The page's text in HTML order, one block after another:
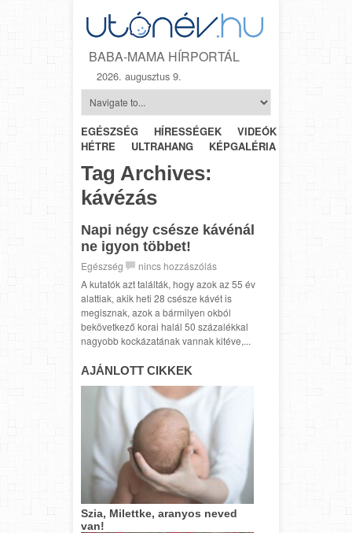
BABA-MAMA HÍRPORTÁL
2026. augusztus 9.
EGÉSZSÉG HÍRESSÉGEK VIDEÓK
HÉTRŐL-
HÉTRE
ULTRAHANG KÉPGALÉRIA
Tag Archives:
kávézás
Napi négy csésze kávénál
ne igyon többet!
Egészség
nincs hozzászólás
A kutatók azt találták, hogy azok az 55 év
alattiak, akik heti 28 csésze kávét is
megisznak, azok a bármilyen okból
bekövetkező korai halál 50 százalékkal
nagyobb kockázatának vannak kitéve,...
AJÁNLOTT CIKKEK
Szia, Milettke, aranyos neved
van!